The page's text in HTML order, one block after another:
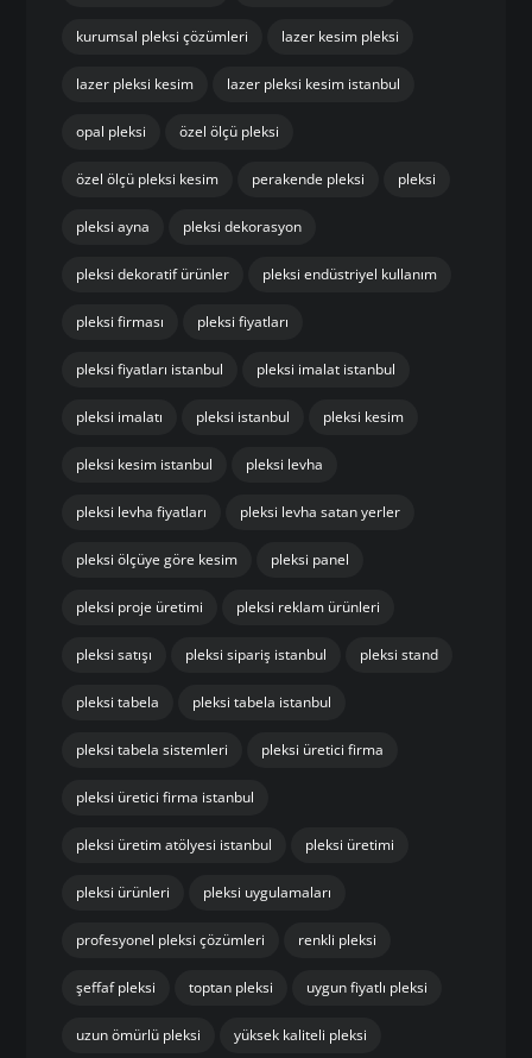
kurumsal pleksi çözümleri lazer kesim pleksi
lazer pleksi kesim lazer pleksi kesim istanbul
opal pleksi özel ölçü pleksi
özel ölçü pleksi kesim perakende pleksi pleksi
pleksi ayna pleksi dekorasyon
pleksi dekoratif ürünler pleksi endüstriyel kullanım
pleksi firması pleksi fiyatları
pleksi fiyatları istanbul pleksi imalat istanbul
pleksi imalatı pleksi istanbul pleksi kesim
pleksi kesim istanbul pleksi levha
pleksi levha fiyatları pleksi levha satan yerler
pleksi ölçüye göre kesim pleksi panel
pleksi proje üretimi pleksi reklam ürünleri
pleksi satışı pleksi sipariş istanbul pleksi stand
pleksi tabela pleksi tabela istanbul
pleksi tabela sistemleri pleksi üretici firma
pleksi üretici firma istanbul
pleksi üretim atölyesi istanbul pleksi üretimi
pleksi ürünleri pleksi uygulamaları
profesyonel pleksi çözümleri renkli pleksi
şeffaf pleksi toptan pleksi uygun fiyatlı pleksi
uzun ömürlü pleksi yüksek kaliteli pleksi